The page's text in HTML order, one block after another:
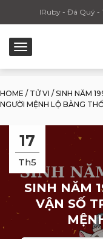
IRuby - Đá Quý -
HOME / TỬ VI / SINH NĂM
NGƯỜI MỆNH LỘ BÀNG
17
Th5
SINH NĂM
VẬN SỐ